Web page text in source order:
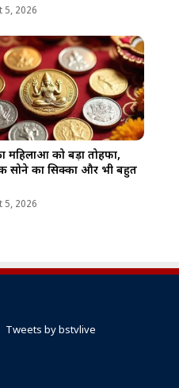
5, 2026
महिलाओं को बड़ा तोहफा,
सोने का सिक्का और भी बहुत
5, 2026
Tweets by bstvlive